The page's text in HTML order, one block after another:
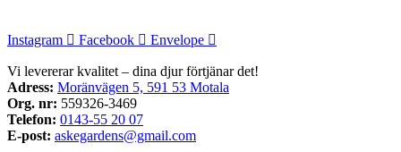
Instagram Facebook Envelope
Vi levererar kvalitet – dina djur förtjänar det!
Adress: Moränvägen 5, 591 53 Motala
Org. nr: 559326-3469
Telefon: 0143-55 20 07
E-post: askegardens@gmail.com